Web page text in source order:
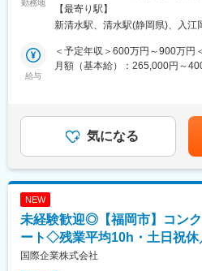
■当社の魅力：
長年蓄積してきたノウハウと高
内でも珍しい大型設備での生産
学品、化粧品などのメーカーを
脂や食品添加物、工業油脂など
スーパーに並ぶお菓子やアイス
など。さらには自動車に使用さ
れています。もしお手元にお菓
肪酸エステル」と書いてあれば
支えています。
変更の範囲：会社の定める業務
社内で再現し、ソリューション
きます。
◇顧客の成形課題に対して、単
出・射出等）の成形条件検討や
成形体等）の品質・性能課題を
化、新規設備の導入検討、評価
ます。
◇成形技術力強化ロードマップの
・社内成形技術力・価値化を中
立案および実行
◇成形・評価の実行と環境整備:
勤務地
り変更の範囲：会社の定める事業
【最寄り駅】
新清水駅、清水駅(静岡県)、入江
給与
＜予定年収＞600万円～900万円
月額（基本給）：265,000円～
くまでも目安の金額であり、選
ます。月給(月額)は固定手当を
気になる
NEW
未経験歓迎◎【福岡市】コン
ート◇残業平均10h・土日祝休
国際企業株式会社